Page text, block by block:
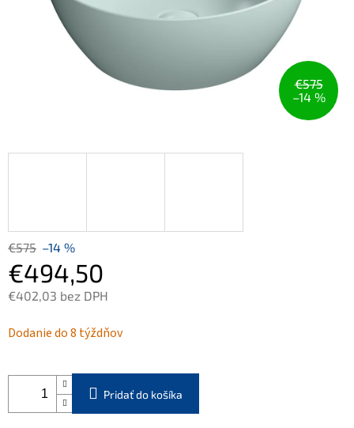
€575
–14 %
€575 –14 %
€494,50
€402,03 bez DPH
cena:
Dodanie do 8 týždňov
Pridať do košíka